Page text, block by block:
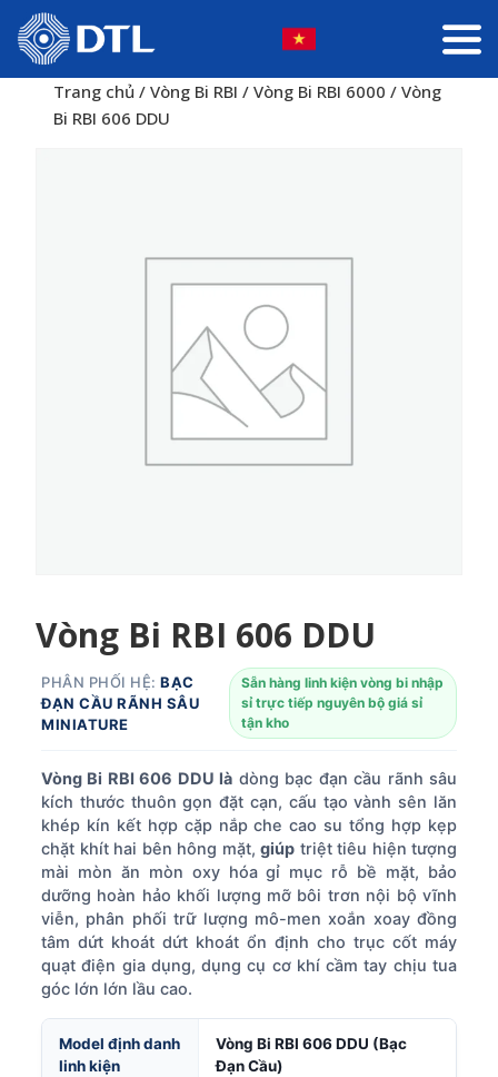
Trang chủ / Vòng Bi RBI / Vòng Bi RBI 6000 / Vòng
Bi RBI 606 DDU
Vòng Bi RBI 606 DDU
PHÂN PHỐI HỆ: BẠC
ĐẠN CẦU RÃNH SÂU
MINIATURE
Sẵn hàng linh kiện vòng bi nhập
sỉ trực tiếp nguyên bộ giá sỉ
tận kho
Vòng Bi RBI 606 DDU là dòng bạc đạn cầu rãnh sâu
kích thước thuôn gọn đặt cạn, cấu tạo vành sên lăn
khép kín kết hợp cặp nắp che cao su tổng hợp kẹp
chặt khít hai bên hông mặt, giúp triệt tiêu hiện tượng
mài mòn ăn mòn oxy hóa gỉ mục rỗ bề mặt, bảo
dưỡng hoàn hảo khối lượng mỡ bôi trơn nội bộ vĩnh
viễn, phân phối trữ lượng mô-men xoắn xoay đồng
tâm dứt khoát dứt khoát ổn định cho trục cốt máy
quạt điện gia dụng, dụng cụ cơ khí cầm tay chịu tua
góc lớn lớn lầu cao.
Model định danh
linh kiện
Vòng Bi RBI 606 DDU (Bạc
Đạn Cầu)